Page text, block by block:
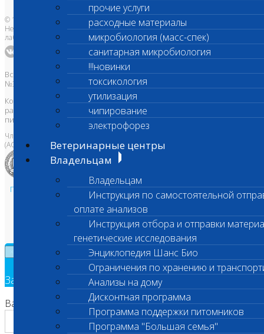
прочие услуги
расходные материалы
микробиология (масс-спек)
санитарная микробиология
!!!новинки
токсикология
утилизация
чипирование
электрофорез
Ветеринарные центры
Владельцам
Владельцам
Инструкция по самостоятельной
оплате анализов
Инструкция отбора и отправки
генетические исследования
Энциклопедия Шанс Био
Ограничения по хранению и
Анализы на дому
Дисконтная программа
Программа поддержки питомников
Программа "Большая семья"
© 1996-2026
Независимая ветеринарная
лаборатория Шанс Био
Все права защищены и охраняются законом. Товарный знак
№395740 от 2008 г. ООО "ШАНС БИО"
Копирование, тиражирование, а также использование материалов,
размещенных на сайтеwww.vetlab.ruвозможно только с
письменного разрешения Правообладателя
Член Национальной ветеринарной палаты
(АСРО НВП)
Политика в области персональных данных и конфиденциальности
Пользовательское соглашение
Техническая поддержка
Заявка на обратный звонок
Ваш номер телефона